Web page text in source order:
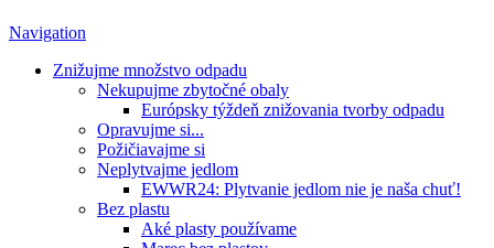
Navigation
Znižujme množstvo odpadu
Nekupujme zbytočné obaly
Európsky týždeň znižovania tvorby odpadu
Opravujme si...
Požičiavajme si
Neplytvajme jedlom
EWWR24: Plytvanie jedlom nie je naša chuť!
Bez plastu
Aké plasty používame